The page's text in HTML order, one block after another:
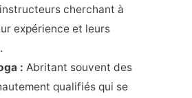
cherchant à
expérience et leurs
: Abritant souvent des
qualifiés qui se